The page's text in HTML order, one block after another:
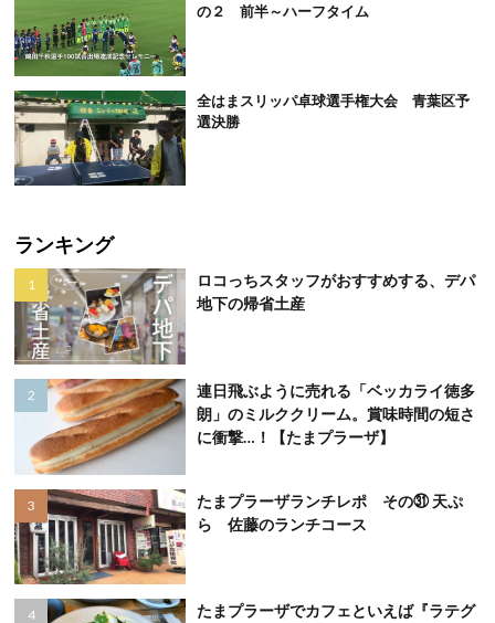
の２ 前半～ハーフタイム
全はまスリッパ卓球選手権大会 青葉区予
選決勝
ランキング
ロコっちスタッフがおすすめする、デパ
地下の帰省土産
連日飛ぶように売れる「ベッカライ徳多
朗」のミルククリーム。賞味時間の短さ
に衝撃…！【たまプラーザ】
たまプラーザランチレポ その㉛ 天ぷ
ら 佐藤のランチコース
たまプラーザでカフェといえば『ラテグ